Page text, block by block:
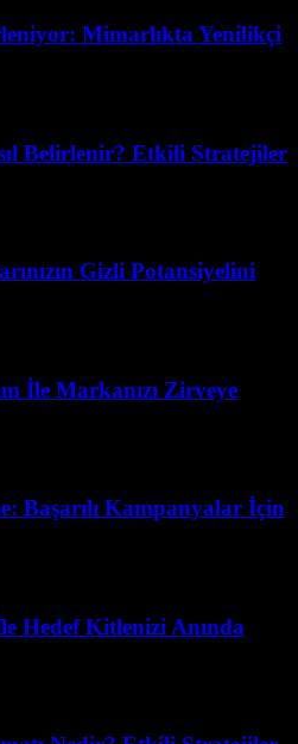
Mimarlıkta Yenilikçi
Belirlenir? Etkili Stratejiler
Gizli Potansiyelini
İle Markanızı Zirveye
Başarılı Kampanyalar İçin
Hedef Kitlenizi Anında